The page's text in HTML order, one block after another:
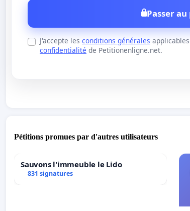
Passer
J'accepte les conditions générales
confidentialité de Petitionenligne.net.
Pétitions promues par d'autres utilisateurs
Sauvons l'immeuble le Lido
831 signatures